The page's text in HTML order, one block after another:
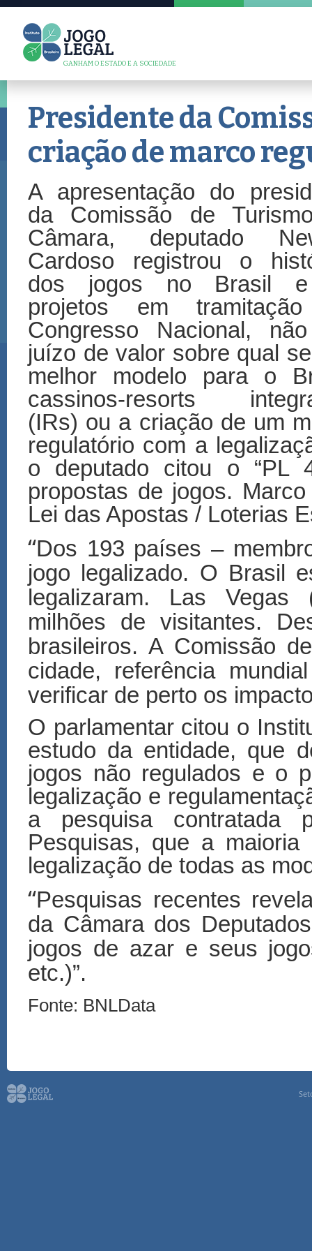
GANHAM O ESTADO E A SOCIEDADE
Presidente da
criação de marco
A apresentação do
da Comissão de
Câmara, deputado
Cardoso registrou o
dos jogos no Brasil
projetos em
Congresso Nacional,
juízo de valor sobre qual
melhor modelo para o
cassinos-resorts
(IRs) ou a criação de um
regulatório com a
o deputado citou o “PL
propostas de jogos.
Lei das Apostas / Loterias
“Dos 193 países –
jogo legalizado. O Brasil
legalizaram. Las Vegas
milhões de visitantes.
brasileiros. A Comissão
cidade, referência
verificar de perto os
O parlamentar citou o
estudo da entidade, que
jogos não regulados e o
legalização e
a pesquisa contratada
Pesquisas, que a
legalização de todas as
“Pesquisas recentes
da Câmara dos
jogos de azar e seus
etc.)”.
Fonte: BNLData